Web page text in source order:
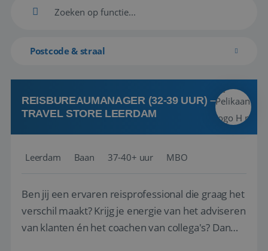
Postcode & straal
REISBUREAUMANAGER (32-39 UUR) –
TRAVEL STORE LEERDAM
Leerdam Baan 37-40+ uur MBO
Ben jij een ervaren reisprofessional die graag het
verschil maakt? Krijg je energie van het adviseren
van klanten én het coachen van collega's? Dan